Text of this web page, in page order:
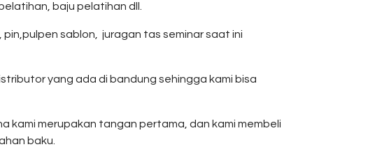
baju pelatihan dll.
sablon, juragan tas seminar saat ini
yang ada di bandung sehingga kami bisa
kami merupakan tangan pertama, dan kami membeli
baku.